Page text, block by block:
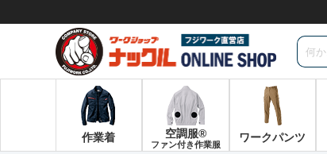
作業着 空調服®
ファン付き作業服
ワークパンツ